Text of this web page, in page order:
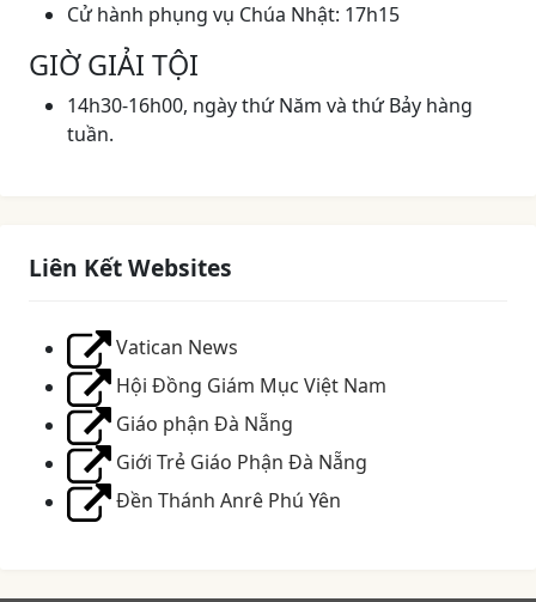
Cử hành phụng vụ Chúa Nhật: 17h15
GIỜ GIẢI TỘI
14h30-16h00, ngày thứ Năm và thứ Bảy hàng
tuần.
Liên Kết Websites
Vatican News
Hội Đồng Giám Mục Việt Nam
Giáo phận Đà Nẵng
Giới Trẻ Giáo Phận Đà Nẵng
Đền Thánh Anrê Phú Yên